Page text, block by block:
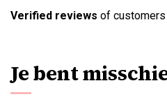
Verified reviews of customers
Je bent